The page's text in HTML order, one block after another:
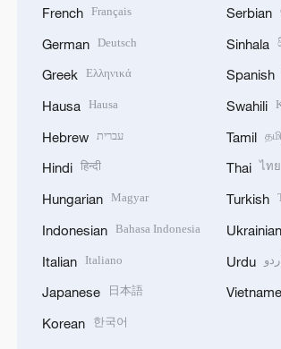
French Français
German Deutsch
Greek Ελληνικά
Hausa Hausa
Hebrew עברית
Hindi हिन्दी
Hungarian Magyar
Indonesian Bahasa Indonesia
Italian Italiano
Japanese 日本語
Korean 한국어
Serbian
Sinhala
Spanish
Swahili
Tamil
Thai ไทย
Turkish
Ukrainian
Urdu